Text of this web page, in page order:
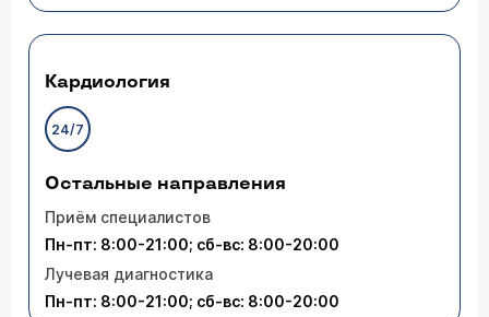
Кардиология
24/7
Остальные направления
Приём специалистов
Пн-пт: 8:00-21:00; сб-вс: 8:00-20:00
Лучевая диагностика
Пн-пт: 8:00-21:00; сб-вс: 8:00-20:00